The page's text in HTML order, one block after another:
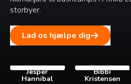
storbyer.
Lad os hjælpe dig
Jesper
Hannibal
Bibbi
Kristensen